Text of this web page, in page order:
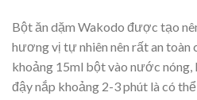
Bột ăn dặm Wakodo được tạo
hương vị tự nhiên nên rất an toàn
khoảng 15ml bột vào nước nóng,
đậy nắp khoảng 2-3 phút là có